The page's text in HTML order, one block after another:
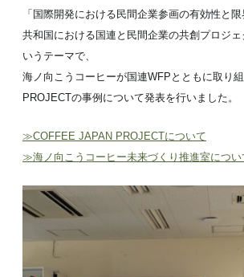
「国際開発における民間企業参画の有効性と
共和国における 国連と民間企業の共創プロジ
いうテーマで、
海ノ向こうコーヒーが国連WFPとともに取り
PROJECTの事例について発表を行いました。
≫COFFEE JAPAN PROJECTについて
≫海ノ向こうコーヒー未来づくり推進室につい